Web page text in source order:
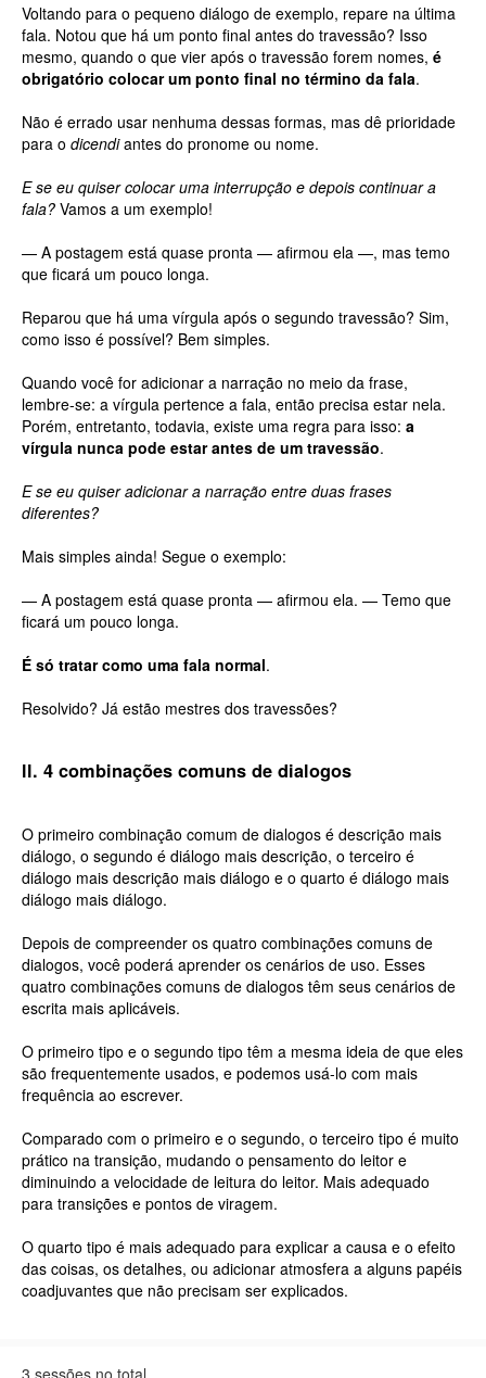
Voltando para o pequeno diálogo de exemplo, repare na última
fala. Notou que há um ponto final antes do travessão? Isso
mesmo, quando o que vier após o travessão forem nomes, é
obrigatório colocar um ponto final no término da fala.
Não é errado usar nenhuma dessas formas, mas dê prioridade
para o dicendiantes do pronome ou nome.
E se eu quiser colocar uma interrupção e depois continuar a
fala? Vamos a um exemplo!
— A postagem está quase pronta — afirmou ela —, mas temo
que ficará um pouco longa.
Reparou que há uma vírgula após o segundo travessão? Sim,
como isso é possível? Bem simples.
Quando você for adicionar a narração no meio da frase,
lembre-se: a vírgula pertence a fala, então precisa estar nela.
Porém, entretanto, todavia, existe uma regra para isso: a
vírgula nunca pode estar antes de um travessão.
E se eu quiser adicionar a narração entre duas frases
diferentes?
Mais simples ainda! Segue o exemplo:
— A postagem está quase pronta — afirmou ela. — Temo que
ficará um pouco longa.
É só tratar como uma fala normal.
Resolvido? Já estão mestres dos travessões?
ll. 4 combinações comuns de dialogos
O primeiro combinação comum de dialogos é descrição mais
diálogo, o segundo é diálogo mais descrição, o terceiro é
diálogo mais descrição mais diálogo e o quarto é diálogo mais
diálogo mais diálogo.
Depois de compreender os quatro combinações comuns de
dialogos, você poderá aprender os cenários de uso. Esses
quatro combinações comuns de dialogos têm seus cenários de
escrita mais aplicáveis.
O primeiro tipo e o segundo tipo têm a mesma ideia de que eles
são frequentemente usados, e podemos usá-lo com mais
frequência ao escrever.
Comparado com o primeiro e o segundo, o terceiro tipo é muito
prático na transição, mudando o pensamento do leitor e
diminuindo a velocidade de leitura do leitor. Mais adequado
para transições e pontos de viragem.
O quarto tipo é mais adequado para explicar a causa e o efeito
das coisas, os detalhes, ou adicionar atmosfera a alguns papéis
coadjuvantes que não precisam ser explicados.
3 sessões no total